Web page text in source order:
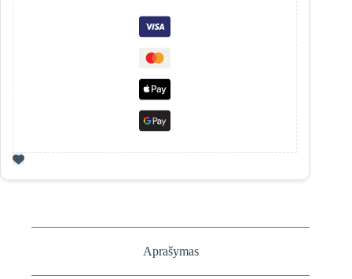
Aprašymas